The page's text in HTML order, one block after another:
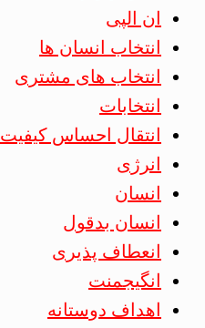
ان الپی
انتخاب انسان ها
انتخاب های مشتری
انتخابات
انتقال احساس کیفیت
انرژی
انسان
انسان بدقول
انعطاف پذیری
انگیجمنت
اهداف دوستانه